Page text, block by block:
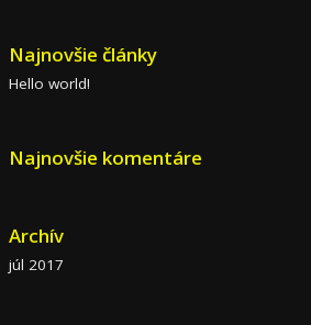
Najnovšie články
Hello world!
Najnovšie komentáre
Archív
júl 2017